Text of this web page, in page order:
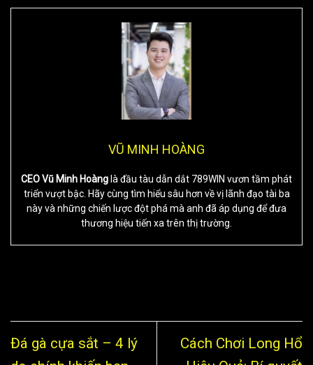
VŨ MINH HOÀNG
CEO Vũ Minh Hoàng là đầu tàu dẫn dắt 789WIN vươn tầm phát
triển vượt bậc. Hãy cùng tìm hiểu sâu hơn về vị lãnh đạo tài ba
này và những chiến lược đột phá mà anh đã áp dụng để đưa
thương hiệu tiến xa trên thị trường.
Đá gà cựa sắt – 4 lý
Cách Chơi Long Hổ